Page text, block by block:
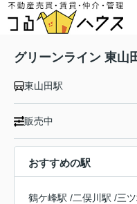
グリーンライン 東山
東山田駅
販売中
おすすめの駅
鶴ケ峰駅 /二俣川駅 /三